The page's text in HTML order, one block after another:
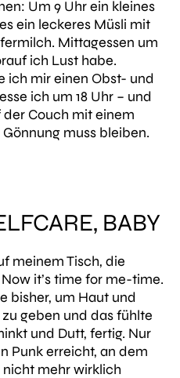
Um 9 Uhr ein kleines
ein leckeres Müsli mit
Mittagessen um
ich Lust habe.
ich mir einen Obst- und
ich um 18 Uhr – und
Couch mit einem
muss bleiben.
BABY
meinem Tisch, die
it’s time for me-time.
bisher, um Haut und
zu geben und das fühlte
und Dutt, fertig. Nur
Punk erreicht, an dem
nicht mehr wirklich